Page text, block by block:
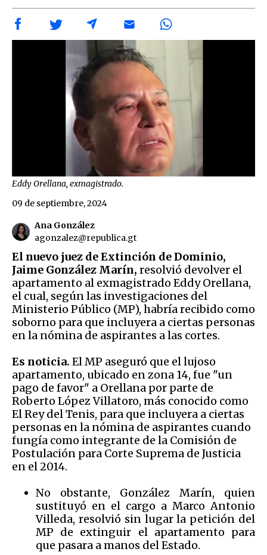
Eddy Orellana, exmagistrado.
Ana González
agonzalez@republica.gt
09 de septiembre, 2024
El nuevo juez de Extinción de Dominio,
Jaime González Marín, resolvió devolver el
apartamento al exmagistrado Eddy Orellana,
el cual, según las investigaciones del
Ministerio Público (MP), habría recibido como
soborno para que incluyera a ciertas personas
en la nómina de aspirantes a las cortes.
Es noticia. El MP aseguró que el lujoso
apartamento, ubicado en zona 14, fue "un
pago de favor" a Orellana por parte de
Roberto López Villatoro, más conocido como
El Rey del Tenis, para que incluyera a ciertas
personas en la nómina de aspirantes cuando
fungía como integrante de la Comisión de
Postulación para Corte Suprema de Justicia
en el 2014.
No obstante, González Marín, quien
sustituyó en el cargo a Marco Antonio
Villeda, resolvió sin lugar la petición del
MP de extinguir el apartamento para
que pasara a manos del Estado.